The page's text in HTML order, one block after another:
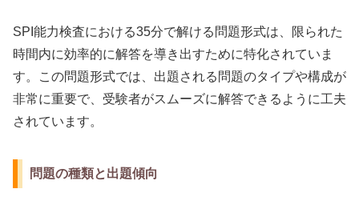
SPI能力検査における35分で解ける問題形式は、限られた
時間内に効率的に解答を導き出すために特化されていま
す。この問題形式では、出題される問題のタイプや構成が
非常に重要で、受験者がスムーズに解答できるように工夫
されています。
問題の種類と出題傾向